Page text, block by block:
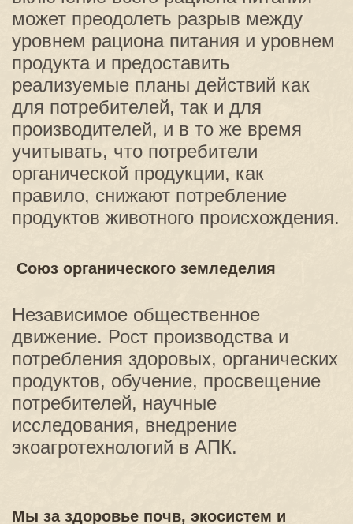
может преодолеть разрыв между
уровнем рациона питания и уровнем
продукта и предоставить
реализуемые планы действий как
для потребителей, так и для
производителей, и в то же время
учитывать, что потребители
органической продукции, как
правило, снижают потребление
продуктов животного происхождения.
Союз органического земледелия
Независимое общественное
движение. Рост производства и
потребления здоровых, органических
продуктов, обучение, просвещение
потребителей, научные
исследования, внедрение
экоагротехнологий в АПК.
Мы за здоровье почв, экосистем и